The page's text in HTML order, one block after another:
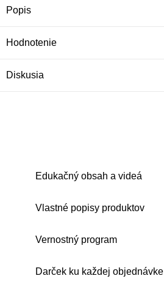
Popis
Hodnotenie
Diskusia
Edukačný obsah a videá
Vlastné popisy produktov
Vernostný program
Darček ku každej objednávke